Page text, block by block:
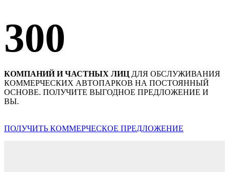
300
КОМПАНИЙ И ЧАСТНЫХ ЛИЦ ДЛЯ ОБСЛУЖИВАНИЯ
КОММЕРЧЕСКИХ АВТОПАРКОВ НА ПОСТОЯННЫЙ
ОСНОВЕ. ПОЛУЧИТЕ ВЫГОДНОЕ ПРЕДЛОЖЕНИЕ И
ВЫ.
ПОЛУЧИТЬ КОММЕРЧЕСКОЕ ПРЕДЛОЖЕНИЕ